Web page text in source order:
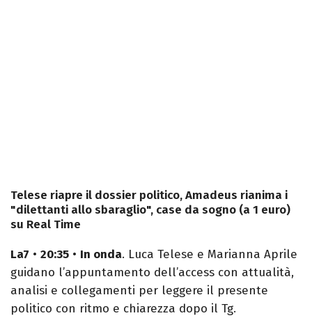
Telese riapre il dossier politico, Amadeus rianima i
"dilettanti allo sbaraglio", case da sogno (a 1 euro)
su Real Time
La7 • 20:35 • In onda. Luca Telese e Marianna Aprile
guidano l’appuntamento dell’access con attualità,
analisi e collegamenti per leggere il presente
politico con ritmo e chiarezza dopo il Tg.